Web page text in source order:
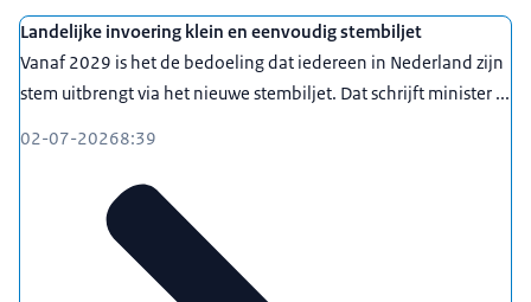
Landelijke invoering klein en eenvoudig stembiljet
Vanaf 2029 is het de bedoeling dat iedereen in Nederland zijn
stem uitbrengt via het nieuwe stembiljet. Dat schrijft minister ...
02-07-20268:39